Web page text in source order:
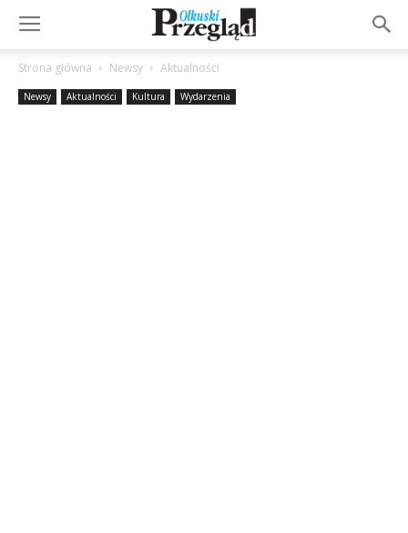
Strona główna Newsy Aktualności
Newsy Aktualności Kultura Wydarzenia